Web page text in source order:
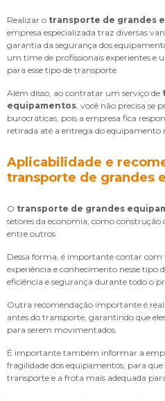
Realizar o transporte de grandes
empresa especializada traz diversas
garantia da segurança dos
um time de profissionais experientes e
para esse tipo de transporte.
Além disso, ao contratar um serviço de
equipamentos, você não precisa se
burocráticas, pois a empresa fica
retirada até a entrega do equipamento
Aplicabilidade e
transporte de grandes
O transporte de grandes
setores da economia, como
entre outros.
Dessa forma, é importante contar
experiência e conhecimento nesse tipo
eficiência e segurança durante todo o
Outra recomendação importante é
antes do transporte, garantindo que
para serem movimentados.
É importante também informar a
fragilidade dos equipamentos, para
transporte e a frota mais adequada